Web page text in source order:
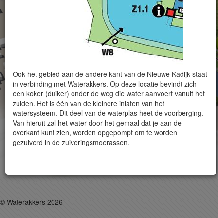
© Waterakkers 2026
Ook het gebied aan de andere kant van de Nieuwe Kadijk staat
in verbinding met Waterakkers. Op deze locatie bevindt zich
een koker (duiker) onder de weg die water aanvoert vanuit het
zuiden. Het is één van de kleinere inlaten van het
watersysteem. Dit deel van de waterplas heet de voorberging.
Van hieruit zal het water door het gemaal dat je aan de
overkant kunt zien, worden opgepompt om te worden
gezuiverd in de zuiveringsmoerassen.